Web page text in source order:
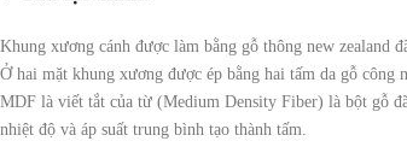
Khung xương cánh được làm bằng gỗ thông new zealand
Ở hai mặt khung xương được ép bằng hai tấm da gỗ công
MDF là viết tắt của từ (Medium Density Fiber) là bột gỗ
nhiệt độ và áp suất trung bình tạo thành tấm.